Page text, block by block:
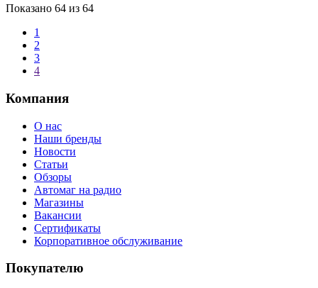
Показано 64 из 64
1
2
3
4
Компания
О нас
Наши бренды
Новости
Статьи
Обзоры
Автомаг на радио
Магазины
Вакансии
Сертификаты
Корпоративное обслуживание
Покупателю